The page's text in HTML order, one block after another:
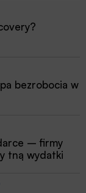
bezrobocia w
– firmy
tną wydatki